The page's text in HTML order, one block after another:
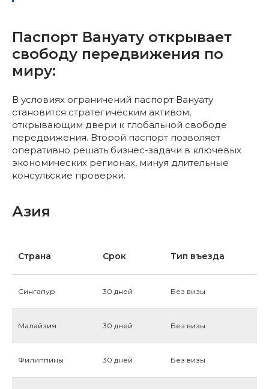
Паспорт Вануату открывает
свободу передвижения по
миру:
В условиях ограничений паспорт Вануату
становится стратегическим активом,
открывающим двери к глобальной свободе
передвижения. Второй паспорт позволяет
оперативно решать бизнес-задачи в ключевых
экономических регионах, минуя длительные
консульские проверки.
Азия
Страна Срок Тип въезда
Сингапур 30 дней Без визы
Малайзия 30 дней Без визы
Филиппины 30 дней Без визы